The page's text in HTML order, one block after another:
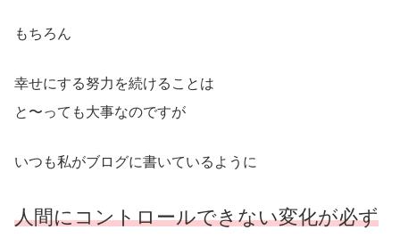
もちろん
幸せにする努力を続けることは
と〜っても大事なのですが
いつも私がブログに書いているように
人間にコントロールできない変化が必ず